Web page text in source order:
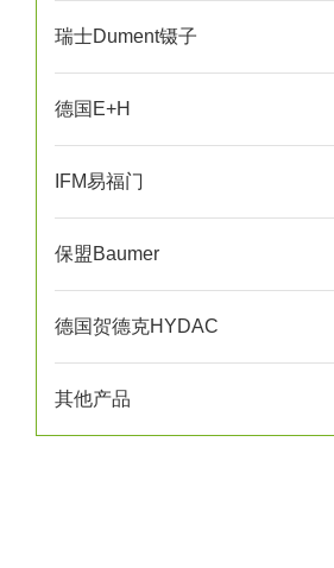
瑞士Dument镊子
德国E+H
IFM易福门
保盟Baumer
德国贺德克HYDAC
其他产品